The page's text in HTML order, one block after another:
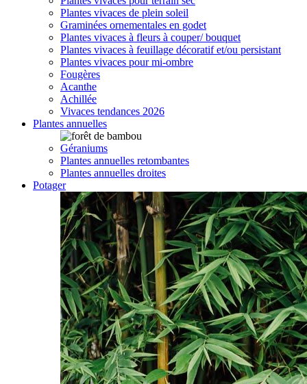
Plantes vivaces de plein soleil
Graminées ornementales en godet
Plantes vivaces à fleurs à couper/ bouquet
Plantes vivaces à feuillage décoratif et/ou persistant
Plantes vivaces pour mi-ombre
Fougères
Acanthe
Achillée
Vivaces tendances 2026
Plantes annuelles
Géraniums
Plantes annuelles retombantes
Plantes annuelles droites
Potager